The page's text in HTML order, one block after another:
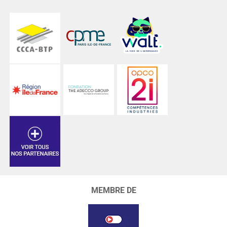
MEMBRE DE